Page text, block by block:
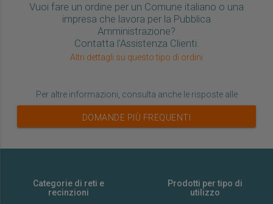
Vuoi fare un ordine per un Comune italiano o una
impresa che lavora per la Pubblica
Amministrazione?
Contatta l'Assistenza Clienti.
Altri dettagli su questo tipo di ordini
Per altre informazioni, consulta anche le risposte alle
DOMANDE PIÙ FREQUENTI
Categorie di reti e
recinzioni
Prodotti per tipo di
utilizzo